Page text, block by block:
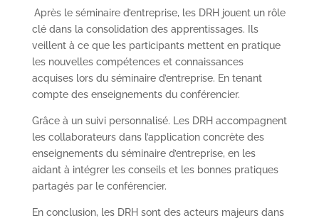
Après le séminaire d’entreprise, les DRH jouent un rôle
clé dans la consolidation des apprentissages. Ils
veillent à ce que les participants mettent en pratique
les nouvelles compétences et connaissances
acquises lors du séminaire d’entreprise. En tenant
compte des enseignements du conférencier.
Grâce à un suivi personnalisé. Les DRH accompagnent
les collaborateurs dans l’application concrète des
enseignements du séminaire d’entreprise, en les
aidant à intégrer les conseils et les bonnes pratiques
partagés par le conférencier.
En conclusion, les DRH sont des acteurs majeurs dans